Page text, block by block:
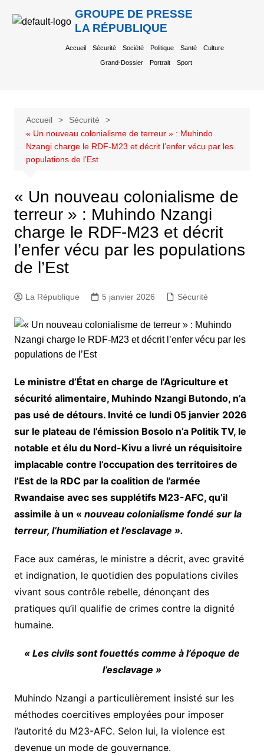
GROUPE DE PRESSE
LA RÉPUBLIQUE
Accueil Sécurité Société Politique Santé Culture
Grand-Dossier Portrait Sport
Accueil
Sécurité
« Un nouveau colonialisme de terreur » : Muhindo
Nzangi charge le RDF-M23 et décrit l’enfer vécu par les
populations de l’Est
« Un nouveau colonialisme de
terreur » : Muhindo Nzangi
charge le RDF-M23 et décrit
l’enfer vécu par les populations
de l’Est
La République 5 janvier 2026 Sécurité
Le ministre d’État en charge de l’Agriculture et
sécurité alimentaire, Muhindo Nzangi Butondo, n’a
pas usé de détours. Invité ce lundi 05 janvier 2026
sur le plateau de l’émission Bosolo n’a Politik TV, le
notable et élu du Nord-Kivu a livré un réquisitoire
implacable contre l’occupation des territoires de
l’Est de la RDC par la coalition de l’armée
Rwandaise avec ses supplétifs M23-AFC, qu’il
assimile à un « nouveau colonialisme fondé sur la
terreur, l’humiliation et l’esclavage ».
Face aux caméras, le ministre a décrit, avec gravité
et indignation, le quotidien des populations civiles
vivant sous contrôle rebelle, dénonçant des
pratiques qu’il qualifie de crimes contre la dignité
humaine.
« Les civils sont fouettés comme à l’époque de
l’esclavage »
Muhindo Nzangi a particulièrement insisté sur les
méthodes coercitives employées pour imposer
l’autorité du M23-AFC. Selon lui, la violence est
devenue un mode de gouvernance.